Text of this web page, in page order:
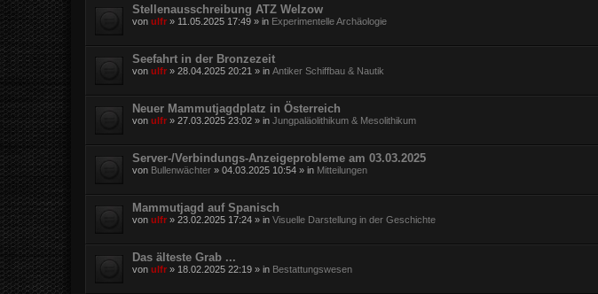
Stellenausschreibung ATZ Welzow
von ulfr » 11.05.2025 17:49 » in Experimentelle Archäologie
Seefahrt in der Bronzezeit
von ulfr » 28.04.2025 20:21 » in Antiker Schiffbau & Nautik
Neuer Mammutjagdplatz in Österreich
von ulfr » 27.03.2025 23:02 » in Jungpaläolithikum & Mesolithikum
Server-/Verbindungs-Anzeigeprobleme am 03.03.2025
von Bullenwächter » 04.03.2025 10:54 » in Mitteilungen
Mammutjagd auf Spanisch
von ulfr » 23.02.2025 17:24 » in Visuelle Darstellung in der Geschichte
Das älteste Grab ...
von ulfr » 18.02.2025 22:19 » in Bestattungswesen